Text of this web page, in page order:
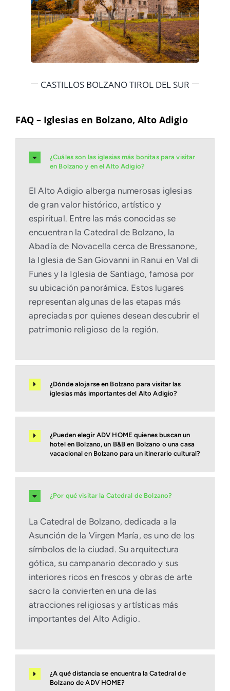
CASTILLOS BOLZANO TIROL DEL SUR
FAQ – Iglesias en Bolzano, Alto Adigio
¿Cuáles son las iglesias más bonitas para visitar
en Bolzano y en el Alto Adigio?
El Alto Adigio alberga numerosas iglesias
de gran valor histórico, artístico y
espiritual. Entre las más conocidas se
encuentran la Catedral de Bolzano, la
Abadía de Novacella cerca de Bressanone,
la Iglesia de San Giovanni in Ranui en Val di
Funes y la Iglesia de Santiago, famosa por
su ubicación panorámica. Estos lugares
representan algunas de las etapas más
apreciadas por quienes desean descubrir el
patrimonio religioso de la región.
¿Dónde alojarse en Bolzano para visitar las
iglesias más importantes del Alto Adigio?
¿Pueden elegir ADV HOME quienes buscan un
hotel en Bolzano, un B&B en Bolzano o una casa
vacacional en Bolzano para un itinerario cultural?
¿Por qué visitar la Catedral de Bolzano?
La Catedral de Bolzano, dedicada a la
Asunción de la Virgen María, es uno de los
símbolos de la ciudad. Su arquitectura
gótica, su campanario decorado y sus
interiores ricos en frescos y obras de arte
sacro la convierten en una de las
atracciones religiosas y artísticas más
importantes del Alto Adigio.
¿A qué distancia se encuentra la Catedral de
Bolzano de ADV HOME?